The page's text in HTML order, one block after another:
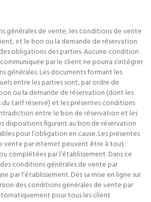
générales de vente, les conditions de vente
et le bon ou la demande de réservation
obligations des parties. Aucune condition
par le client ne pourra s'intégrer
générales. Les documents formant les
entre les parties sont, par ordre de
ou la demande de réservation (dont les
tarif réservé) et les présentes conditions
entre le bon de réservation et les
dispositions figurant au bon de réservation
pour l’obligation en cause. Les présentes
vente par internet peuvent être à tout
complétées par l’établissement. Dans ce
conditions générales de vente par
par l’établissement. Dès sa mise en ligne sur
des conditions générales de vente par
pour tous les client